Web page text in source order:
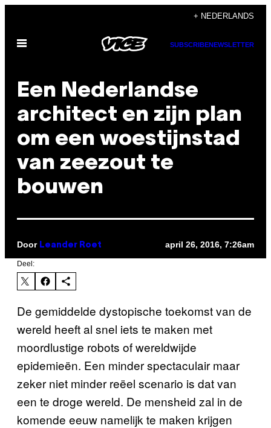
de
+ NEDERLANDS
Open
SUBSCRIBENEWSLETTER
Een Nederlandse
architect en zijn plan
om een woestijnstad
van zeezout te
bouwen
Door Leander Roet april 26, 2016, 7:26am
Deel:
De gemiddelde dystopische toekomst van de
wereld heeft al snel iets te maken met
moordlustige robots of wereldwijde
epidemieën. Een minder spectaculair maar
zeker niet minder reëel scenario is dat van
een te droge wereld. De mensheid zal in de
komende eeuw namelijk te maken krijgen